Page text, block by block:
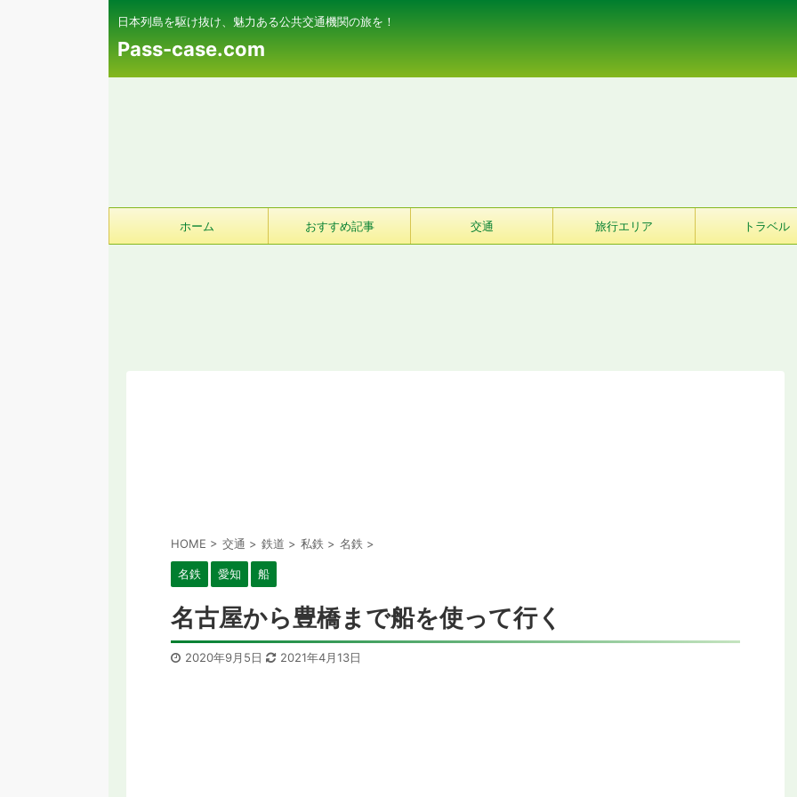
日本列島を駆け抜け、魅力ある公共交通機関の旅を！
Pass-case.com
ホーム おすすめ記事 交通 旅行エリア トラベル
HOME > 交通 > 鉄道 > 私鉄 > 名鉄 >
名鉄 愛知 船
名古屋から豊橋まで船を使って行く
2020年9月5日 2021年4月13日